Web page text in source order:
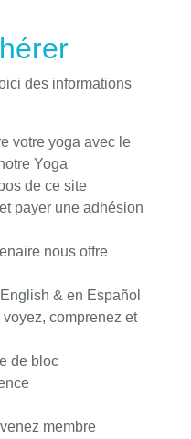
des informations
votre yoga avec le
Yoga
de ce site
payer une adhésion
nous offre
& en Español
comprenez et
de bloc
membre